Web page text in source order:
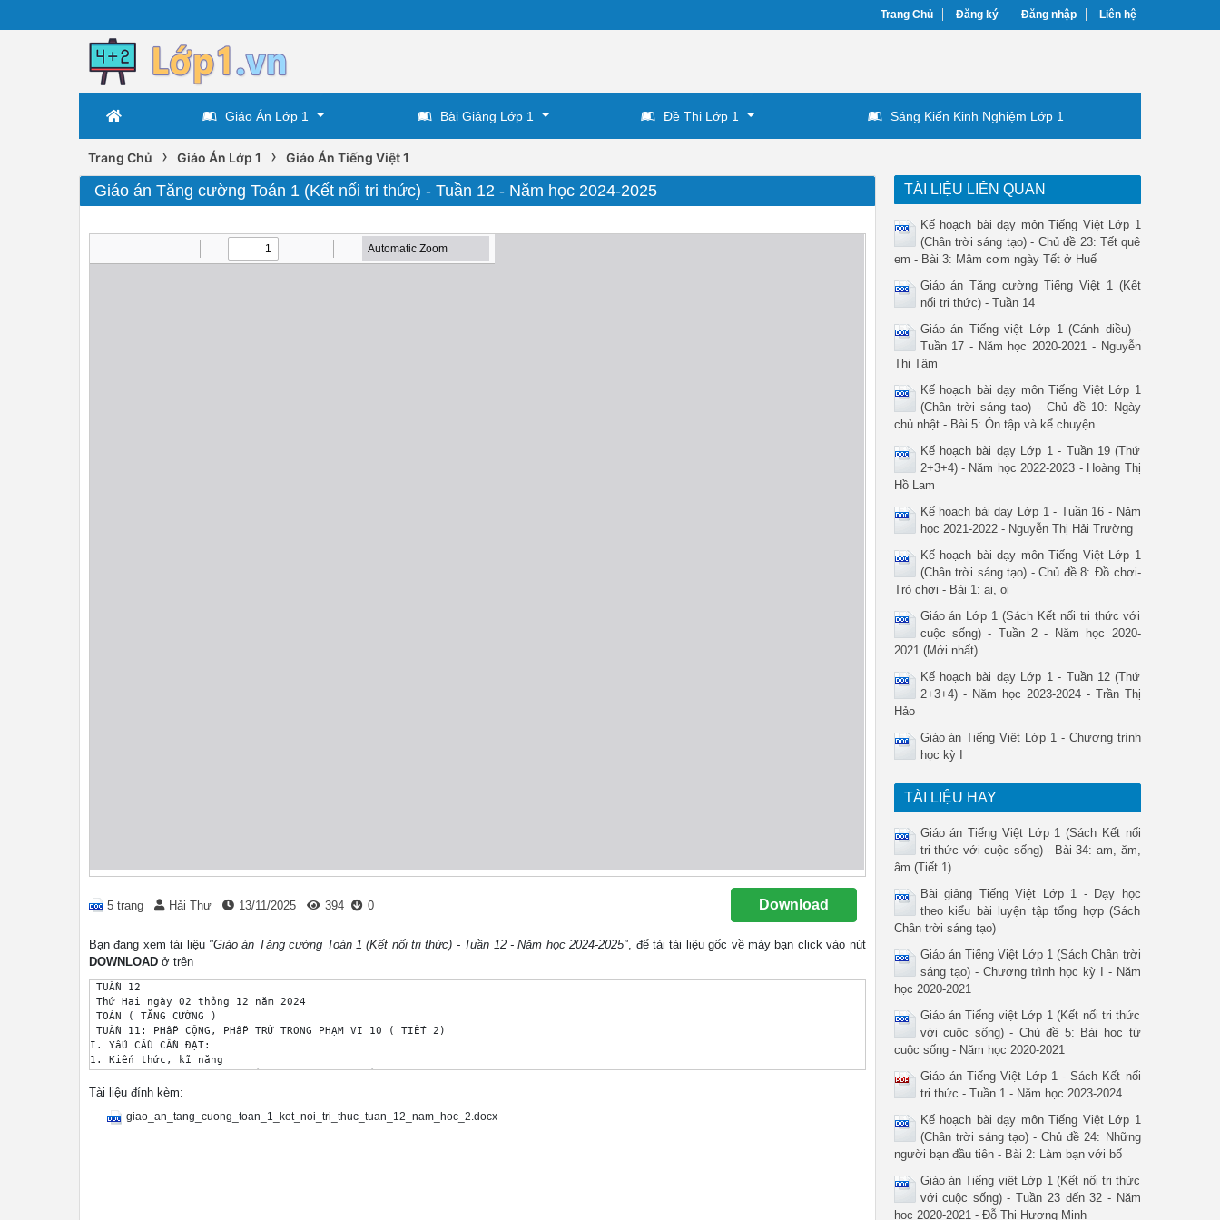
Trang Chủ Đăng ký Đăng nhập Liên hệ
Giáo Án Lớp 1 Bài Giảng Lớp 1 Đề Thi Lớp 1 Sáng Kiến Kinh Nghiệm Lớp 1
Trang Chủ › Giáo Án Lớp 1 › Giáo Án Tiếng Việt 1
Giáo án Tăng cường Toán 1 (Kết nối tri thức) - Tuần 12 - Năm học 2024-2025
5 trang Hải Thư 13/11/2025 394 0 Download
Bạn đang xem tài liệu "Giáo án Tăng cường Toán 1 (Kết nối tri thức) - Tuần 12 - Năm học 2024-2025", để tải tài liệu gốc về máy bạn click vào nút
DOWNLOAD ở trên
TUẦN 12
Thứ Hai ngày 02 thỏng 12 năm 2024
TOÁN ( TĂNG CƯỜNG )
TUẦN 11: PHẫP CỘNG, PHẫP TRỪ TRONG PHẠM VI 10 ( TIẾT 2)
I. YấU CẦU CẦN ĐẠT:
1. Kiến thức, kĩ năng
- Nhận biết được ý nghĩa của phộp trừ là " Tỏch ra cũn lại mấy "
- Biết tớnh và tớnh được giỏ trị của biểu thức số cú 2 dấu phộp tớnh cộng
2. Năng lực
Tài liệu đính kèm:
giao_an_tang_cuong_toan_1_ket_noi_tri_thuc_tuan_12_nam_hoc_2.docx
TÀI LIỆU LIÊN QUAN
Kế hoạch bài dạy môn Tiếng Việt Lớp 1
(Chân trời sáng tạo) - Chủ đề 23: Tết quê
em - Bài 3: Mâm cơm ngày Tết ở Huế
Giáo án Tăng cường Tiếng Việt 1 (Kết
nối tri thức) - Tuần 14
Giáo án Tiếng việt Lớp 1 (Cánh diều) -
Tuần 17 - Năm học 2020-2021 - Nguyễn
Thị Tâm
Kế hoạch bài dạy môn Tiếng Việt Lớp 1
(Chân trời sáng tạo) - Chủ đề 10: Ngày
chủ nhật - Bài 5: Ôn tập và kể chuyện
Kế hoạch bài dạy Lớp 1 - Tuần 19 (Thứ
2+3+4) - Năm học 2022-2023 - Hoàng Thị
Hồ Lam
Kế hoạch bài dạy Lớp 1 - Tuần 16 - Năm
học 2021-2022 - Nguyễn Thị Hải Trường
Kế hoạch bài dạy môn Tiếng Việt Lớp 1
(Chân trời sáng tạo) - Chủ đề 8: Đồ chơi-
Trò chơi - Bài 1: ai, oi
Giáo án Lớp 1 (Sách Kết nối tri thức với
cuộc sống) - Tuần 2 - Năm học 2020-
2021 (Mới nhất)
Kế hoạch bài dạy Lớp 1 - Tuần 12 (Thứ
2+3+4) - Năm học 2023-2024 - Trần Thị
Hảo
Giáo án Tiếng Việt Lớp 1 - Chương trình
học kỳ I
TÀI LIỆU HAY
Giáo án Tiếng Việt Lớp 1 (Sách Kết nối
tri thức với cuộc sống) - Bài 34: am, ăm,
âm (Tiết 1)
Bài giảng Tiếng Việt Lớp 1 - Dạy học
theo kiểu bài luyện tập tổng hợp (Sách
Chân trời sáng tạo)
Giáo án Tiếng Việt Lớp 1 (Sách Chân trời
sáng tạo) - Chương trình học kỳ I - Năm
học 2020-2021
Giáo án Tiếng việt Lớp 1 (Kết nối tri thức
với cuộc sống) - Chủ đề 5: Bài học từ
cuộc sống - Năm học 2020-2021
Giáo án Tiếng Việt Lớp 1 - Sách Kết nối
tri thức - Tuần 1 - Năm học 2023-2024
Kế hoạch bài dạy môn Tiếng Việt Lớp 1
(Chân trời sáng tạo) - Chủ đề 24: Những
người bạn đầu tiên - Bài 2: Làm bạn với bố
Giáo án Tiếng việt Lớp 1 (Kết nối tri thức
với cuộc sống) - Tuần 23 đến 32 - Năm
học 2020-2021 - Đỗ Thị Hương Mịnh